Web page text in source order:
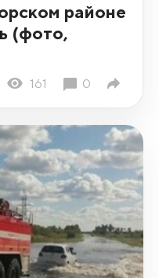
районе
(фото,
161 0